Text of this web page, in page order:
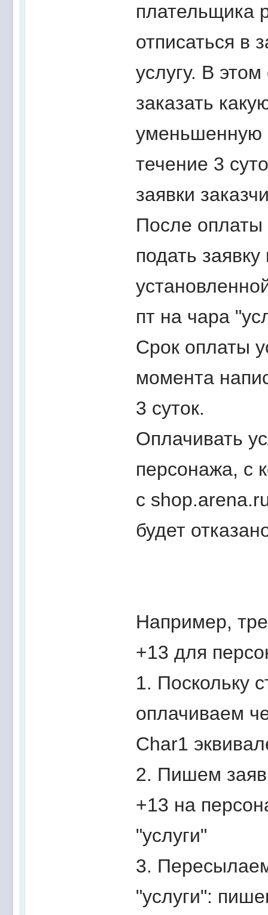
плательщика
отписаться в
услугу. В
заказать
уменьшенную
течение 3
заявки
После
подать
пт на чара
Срок оплаты
момента
3 суток.
Оплачивать
персонажа, с
с
будет
Например,
+13 для
1. Поскольку
оплачиваем
Char1
2. Пишем
+13 на
"услуги"
3.
"услуги":